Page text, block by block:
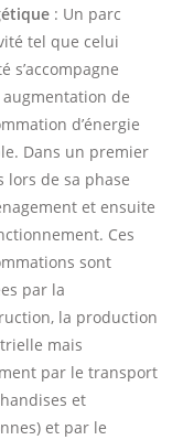
: Un parc
tel que celui
s’accompagne
augmentation de
d’énergie
Dans un premier
lors de sa phase
et ensuite
Ces
sont
par la
la production
mais
par le transport
et
et par le